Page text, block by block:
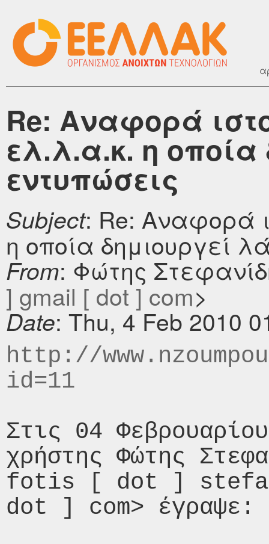
Re: Αναφορά
ελ.λ.α.κ. η οποία
εντυπώσεις
Subject: Re: Αναφορά
η οποία δημιουργεί
From: Φώτης
] gmail [ dot ] com>
Date: Thu, 4 Feb 2010
http://
id=11
Στις 04
χρήστης Φώτης
fotis [ dot ]
dot ] com> έγραψε: